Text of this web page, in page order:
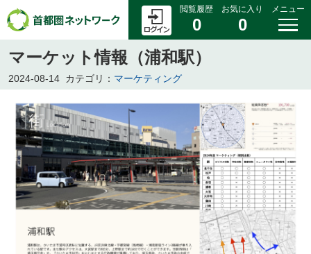
閲覧履歴
0
お気に入り
0
メニュー
マーケット情報（浦和駅）
2024-08-14 カテゴリ： マーケティング